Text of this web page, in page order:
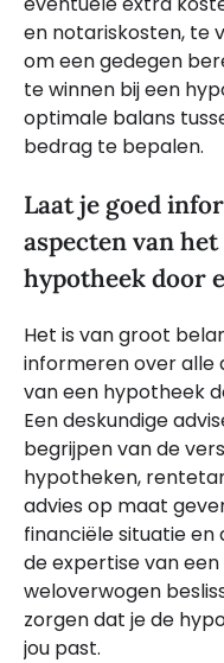
en notariskosten, te
om een gedegen
te winnen bij een
optimale balans
bedrag te bepalen.
Laat je goed
aspecten van
hypotheek door
Het is van groot
informeren over alle
van een hypotheek
Een deskundige
begrijpen van de
hypotheken,
advies op maat
financiële situatie
de expertise van
weloverwogen
zorgen dat je de
jou past.